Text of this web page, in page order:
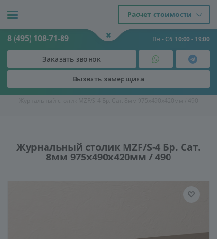
Расчет стоимости
8 (495) 108-71-89 Пн - Сб 10:00 - 19:00
Заказать звонок
Вызвать замерщика
Двери - Мебель из стекла - Стеклянные журнальные столы
-
Журнальный столик MZF/S-4 Бр. Сат.
8мм 975х490х420мм / 490